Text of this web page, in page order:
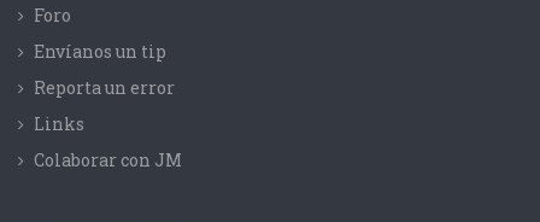
Foro
Envíanos un tip
Reporta un error
Links
Colaborar con JM